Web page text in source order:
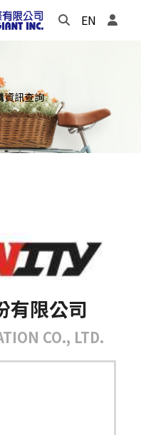
EN
資訊查詢
有限公司
CO., LTD.